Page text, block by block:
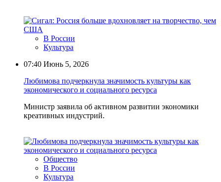
В России
Культура
07:40 Июнь 5, 2026
Любимова подчеркнула значимость культуры как
экономического и социального ресурса
Министр заявила об активном развитии экономики
креативных индустрий.
Общество
В России
Культура